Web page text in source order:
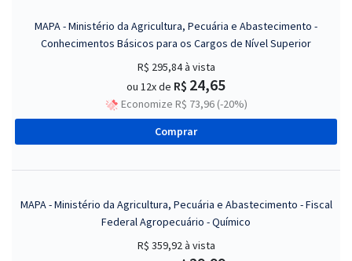
MAPA - Ministério da Agricultura, Pecuária e Abastecimento -
Conhecimentos Básicos para os Cargos de Nível Superior
R$ 295,84à vista
ou 12x de R$ 24,65
Economize R$ 73,96 (-20%)
Comprar
MAPA - Ministério da Agricultura, Pecuária e Abastecimento - Fiscal
Federal Agropecuário - Químico
R$ 359,92à vista